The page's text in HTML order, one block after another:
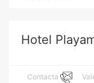
Hotel
Contacta